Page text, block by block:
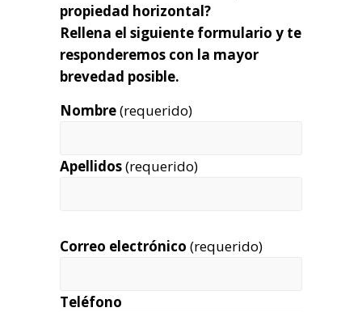
propiedad horizontal?
Rellena el siguiente formulario y te
responderemos con la mayor
brevedad posible.
Nombre(requerido)
Apellidos(requerido)
Correo electrónico (requerido)
Teléfono